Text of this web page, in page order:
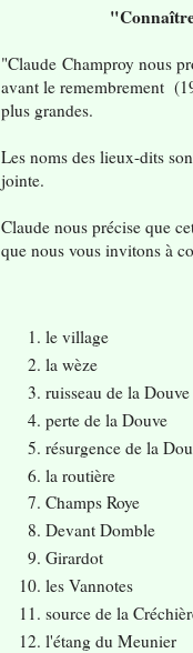
"Claude Champroy nous
avant le remembrement
plus grandes.
Les noms des lieux-dits
jointe.
Claude nous précise que
que nous vous invitons à
le village
la wèze
ruisseau de la Douve
perte de la Douve
résurgence de la
la routière
Champs Roye
Devant Domble
Girardot
les Vannotes
source de la
l'étang du Meunier